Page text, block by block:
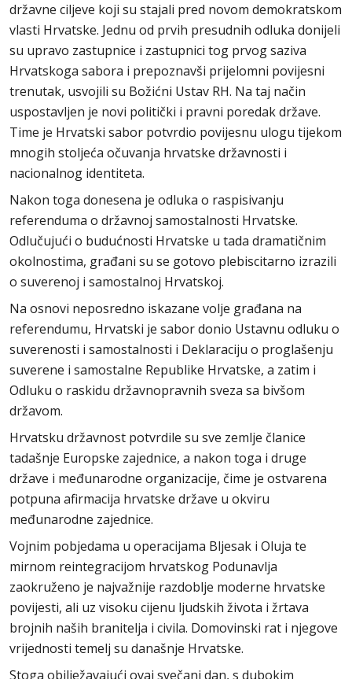
državne ciljeve koji su stajali pred novom demokratskom
vlasti Hrvatske. Jednu od prvih presudnih odluka donijeli
su upravo zastupnice i zastupnici tog prvog saziva
Hrvatskoga sabora i prepoznavši prijelomni povijesni
trenutak, usvojili su Božićni Ustav RH. Na taj način
uspostavljen je novi politički i pravni poredak države.
Time je Hrvatski sabor potvrdio povijesnu ulogu tijekom
mnogih stoljeća očuvanja hrvatske državnosti i
nacionalnog identiteta.
Nakon toga donesena je odluka o raspisivanju
referenduma o državnoj samostalnosti Hrvatske.
Odlučujući o budućnosti Hrvatske u tada dramatičnim
okolnostima, građani su se gotovo plebiscitarno izrazili
o suverenoj i samostalnoj Hrvatskoj.
Na osnovi neposredno iskazane volje građana na
referendumu, Hrvatski je sabor donio Ustavnu odluku o
suverenosti i samostalnosti i Deklaraciju o proglašenju
suverene i samostalne Republike Hrvatske, a zatim i
Odluku o raskidu državnopravnih sveza sa bivšom
državom.
Hrvatsku državnost potvrdile su sve zemlje članice
tadašnje Europske zajednice, a nakon toga i druge
države i međunarodne organizacije, čime je ostvarena
potpuna afirmacija hrvatske države u okviru
međunarodne zajednice.
Vojnim pobjedama u operacijama Bljesak i Oluja te
mirnom reintegracijom hrvatskog Podunavlja
zaokruženo je najvažnije razdoblje moderne hrvatske
povijesti, ali uz visoku cijenu ljudskih života i žrtava
brojnih naših branitelja i civila. Domovinski rat i njegove
vrijednosti temelj su današnje Hrvatske.
Stoga obilježavajući ovaj svečani dan, s dubokim